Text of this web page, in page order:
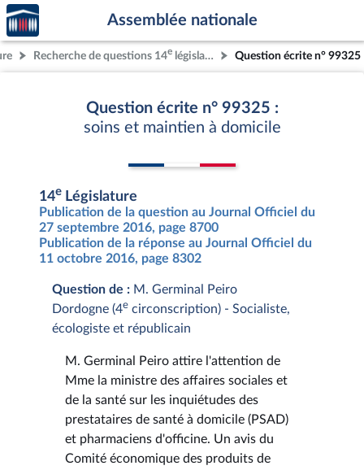
Aller au contenu
Aller en bas de la page
Accèder
à la
page
d'accueil
Assemblée nationale
Recherche de questions 14e législature Question écrite n° 99325
Question écrite n° 99325 :
soins et maintien à domicile
14e Législature
Publication de la question au Journal Officiel du
27 septembre 2016, page 8700
Publication de la réponse au Journal Officiel du
11 octobre 2016, page 8302
Question de : M. Germinal Peiro
Dordogne (4e circonscription) - Socialiste,
écologiste et républicain
M. Germinal Peiro attire l'attention de
Mme la ministre des affaires sociales et
de la santé sur les inquiétudes des
prestataires de santé à domicile (PSAD)
et pharmaciens d'officine. Un avis du
Comité économique des produits de